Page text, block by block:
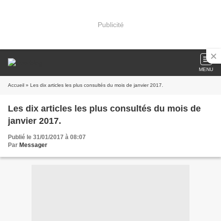
Publicité
MENU
Accueil » Les dix articles les plus consultés du mois de janvier 2017.
Les dix articles les plus consultés du mois de
janvier 2017.
Publié le 31/01/2017 à 08:07
Par Messager